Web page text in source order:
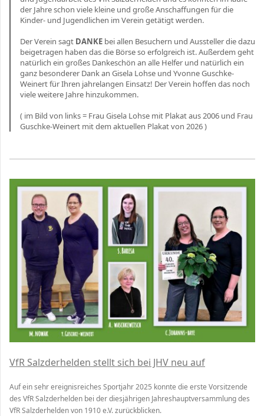
der Jahre schon viele kleine und große Anschaffungen für die
Kinder- und Jugendlichen im Verein getätigt werden.
Der Verein sagt DANKE bei allen Besuchern und Aussteller die dazu
beigetragen haben das die Börse so erfolgreich ist. Außerdem geht
natürlich ein großes Dankeschön an alle Helfer und natürlich ein
ganz besonderer Dank an Gisela Lohse und Yvonne Guschke-
Weinert für Ihren jahrelangen Einsatz! Der Verein hoffen das noch
viele weitere Jahre hinzukommen.
( im Bild von links = Frau Gisela Lohse mit Plakat aus 2006 und Frau
Guschke-Weinert mit dem aktuellen Plakat von 2026 )
VfR Salzderhelden stellt sich bei JHV neu auf
Auf ein sehr ereignisreiches Sportjahr 2025 konnte die erste Vorsitzende
des VfR Salzderhelden bei der diesjährigen Jahreshauptversammlung des
VfR Salzderhelden von 1910 e.V. zurückblicken.